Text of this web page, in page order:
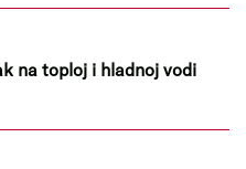
na toploj i hladnoj vodi